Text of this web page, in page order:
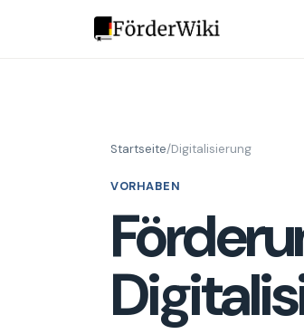
Startseite/Digitalisierung
VORHABEN